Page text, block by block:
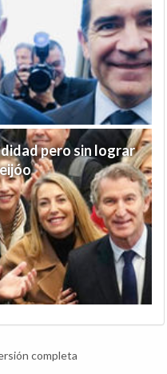
pero sin lograr
completa